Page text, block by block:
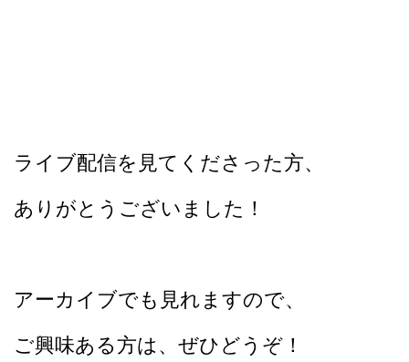
ライブ配信を見てくださった方、
ありがとうございました！
アーカイブでも見れますので、
ご興味ある方は、ぜひどうぞ！